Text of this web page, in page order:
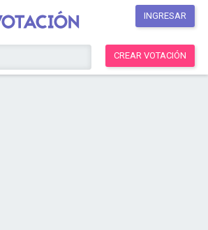
INGRESAR
CREAR VOTACIÓN